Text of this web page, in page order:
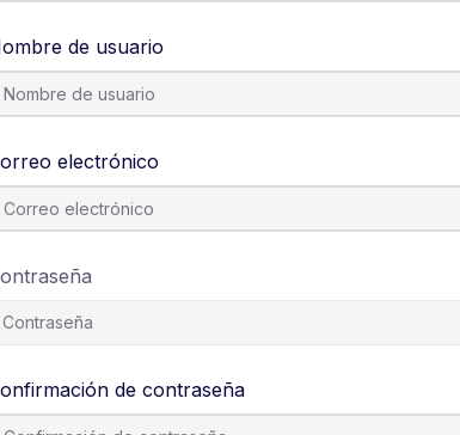
de usuario
electrónico
de contraseña